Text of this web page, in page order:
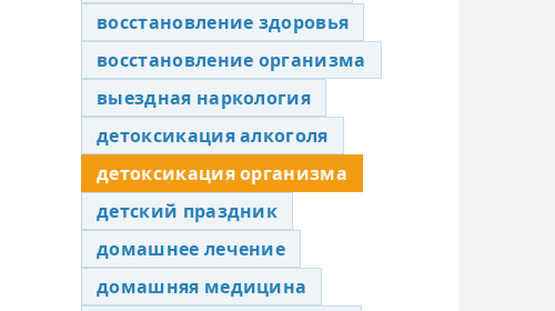
восстановление здоровья
восстановление организма
выездная наркология
детоксикация алкоголя
детоксикация организма
детский праздник
домашнее лечение
домашняя медицина